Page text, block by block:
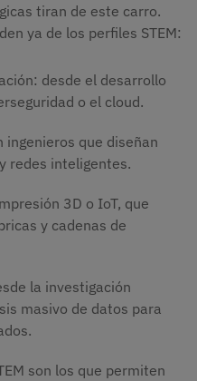
tiran de este carro.
ya de los perfiles STEM:
desde el desarrollo
o el cloud.
ingenieros que diseñan
redes inteligentes.
3D o IoT, que
y cadenas de
la investigación
masivo de datos para
son los que permiten